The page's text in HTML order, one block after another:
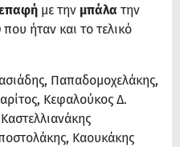
με την μπάλα την
που ήταν και το τελικό
Παπαδομοχελάκης,
Κεφαλούκος Δ.
Καουκάκης